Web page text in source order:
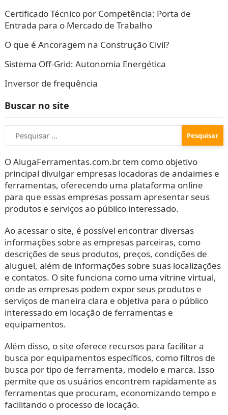
Certificado Técnico por Competência: Porta de
Entrada para o Mercado de Trabalho
O que é Ancoragem na Construção Civil?
Sistema Off-Grid: Autonomia Energética
Inversor de frequência
Buscar no site
Pesquisar
por:
O AlugaFerramentas.com.br tem como objetivo
principal divulgar empresas locadoras de andaimes e
ferramentas, oferecendo uma plataforma online
para que essas empresas possam apresentar seus
produtos e serviços ao público interessado.
Ao acessar o site, é possível encontrar diversas
informações sobre as empresas parceiras, como
descrições de seus produtos, preços, condições de
aluguel, além de informações sobre suas localizações
e contatos. O site funciona como uma vitrine virtual,
onde as empresas podem expor seus produtos e
serviços de maneira clara e objetiva para o público
interessado em locação de ferramentas e
equipamentos.
Além disso, o site oferece recursos para facilitar a
busca por equipamentos específicos, como filtros de
busca por tipo de ferramenta, modelo e marca. Isso
permite que os usuários encontrem rapidamente as
ferramentas que procuram, economizando tempo e
facilitando o processo de locação.